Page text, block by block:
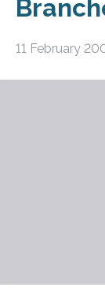
11 February